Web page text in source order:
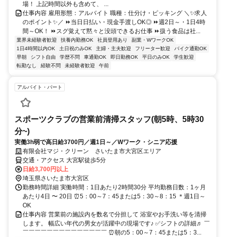
場！ 上記時間以外も含めて、 ...
仕事内容 雇用形態：アルバイト 職種：仕分け・ピッキング ＼✨求人
のポイント✨／ ⏩当日日払い・現金手渡しOK◎ ⏩週2日～・1日4時
間～OK！ ⏩スグ覚えて黙々と没頭できるお仕事 ⏩扱う食品は社...
業界未経験者歓迎 扶養内勤務OK 社員登用あり
副業・WワークOK
1日4時間以内OK
土日祝のみOK 主婦・主夫歓迎 フリーター歓迎
バイク通勤OK
早朝
シフト自由 学歴不問 車通勤OK 即日勤務OK 平日のみOK
学生歓迎
転勤なし
経験不問 未経験者歓迎 午前
アルバイト・パート
スポーツクラブの営業前清掃スタッフ(朝5時、5時30
分~)
実働3h弱で高日給3700円／週1日～／Wワーク・シニア応援
有限会社マジ・クリーン さいたま市大宮区エリア
交通・アクセス 大宮駅徒歩5分
日給3,700円以上
埼玉県さいたま市大宮区
勤務時間詳細 実働時間：1日あたり2時間30分 平均勤務日数：1ヶ月
あたり4日 〜 20日 ⏰5：00～7：45または5：30～8：15 ＊週1日～
OK
仕事内容 営業前の施設内を数名で分担して 浴室やお手洗い等を清掃
します。 幅広い年代の男女が活躍中の現場です♪ ✅シフトの詳細♬ ￣
￣￣￣￣￣￣￣￣￣￣￣￣￣￣ ⏰朝の5：00～7：45または5：3...